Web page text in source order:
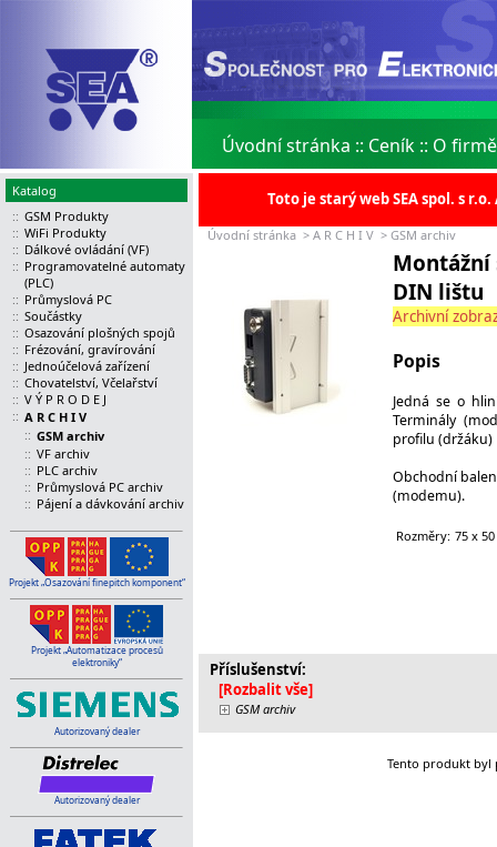
Úvodní stránka :: Ceník :: O firmě
Katalog
:: GSM Produkty
:: WiFi Produkty
:: Dálkové ovládání (VF)
:: Programovatelné automaty
(PLC)
:: Průmyslová PC
:: Součástky
:: Osazování plošných spojů
:: Frézování, gravírování
:: Jednoúčelová zařízení
:: Chovatelství, Včelařství
:: V Ý P R O D E J
:: A R C H I V
:: GSM archiv
:: VF archiv
:: PLC archiv
:: Průmyslová PC archiv
:: Pájení a dávkování archiv
Projekt „Osazování finepitch komponent“
Projekt „Automatizace procesů
elektroniky“
Autorizovaný dealer
Autorizovaný dealer
Toto je starý web SEA spol. s
Úvodní stránka > A R C H I V > GSM archiv
Montážní
DIN lištu
Archivní
Popis
Jedná se o
Terminály
profilu
Obchodní
(modemu).
Rozměry: 75 x
Příslušenství:
[Rozbalit vše]
GSM archiv
Tento produkt byl